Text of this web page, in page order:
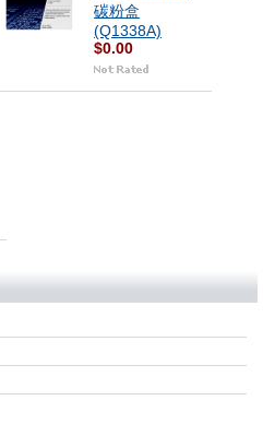
碳粉盒
(Q1338A)
$0.00